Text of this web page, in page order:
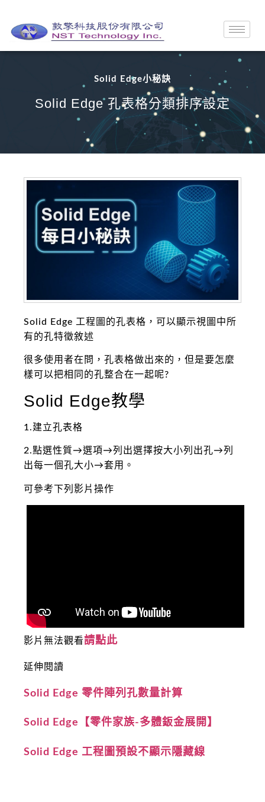
Solid Edge小秘訣
Solid Edge 孔表格分類排序設定
Solid Edge 工程圖的孔表格，可以顯示視圖中所
有的孔特徵敘述
很多使用者在問，孔表格做出來的，但是要怎麼
樣可以把相同的孔整合在一起呢?
Solid Edge教學
1.建立孔表格
2.點選性質→選項→列出選擇按大小列出孔→列
出每一個孔大小→套用。
可參考下列影片操作
影片無法觀看請點此
延伸閱讀
Solid Edge 零件陣列孔數量計算
Solid Edge【零件家族-多體鈑金展開】
Solid Edge 工程圖預設不顯示隱藏線